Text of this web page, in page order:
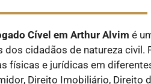
Cívelem Arthur Alvim é
dos cidadãos de natureza
físicas e jurídicas em
Direito Imobiliário, Direito